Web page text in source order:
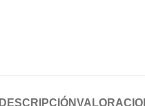
DESCRIPCIÓN